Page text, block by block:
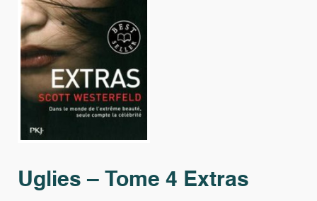
Uglies – Tome 4 Extras